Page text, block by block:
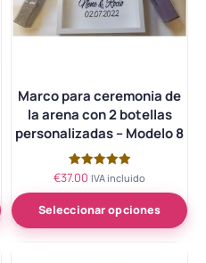
Marco para ceremonia de
la arena con 2 botellas
personalizadas – Modelo 8
Valorado
con
5.00
de 5
€37.00 IVA incluido
Seleccionar opciones